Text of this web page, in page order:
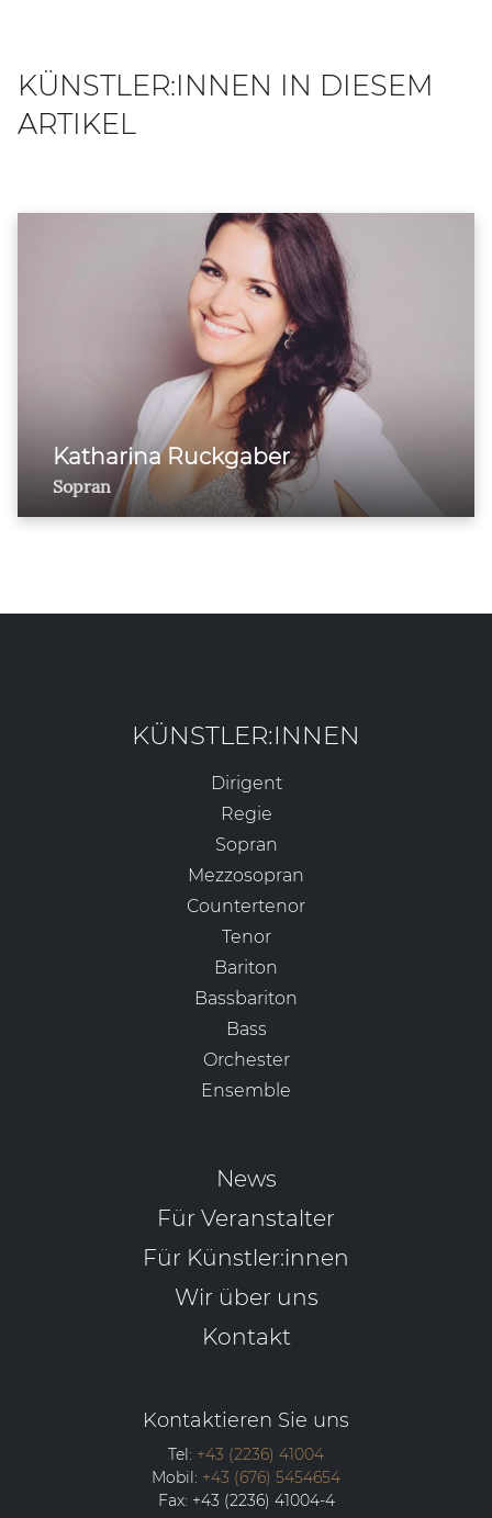
KÜNSTLER:INNEN IN DIESEM
ARTIKEL
Katharina Ruckgaber
Sopran
KÜNSTLER:INNEN
Dirigent
Regie
Sopran
Mezzosopran
Countertenor
Tenor
Bariton
Bassbariton
Bass
Orchester
Ensemble
News
Für Veranstalter
Für Künstler:innen
Wir über uns
Kontakt
Kontaktieren Sie uns
Tel: +43 (2236) 41004
Mobil: +43 (676) 5454654
Fax: +43 (2236) 41004-4